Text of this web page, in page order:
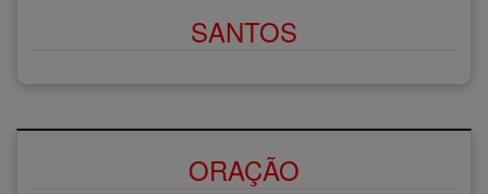
SANTOS
ORAÇÃO